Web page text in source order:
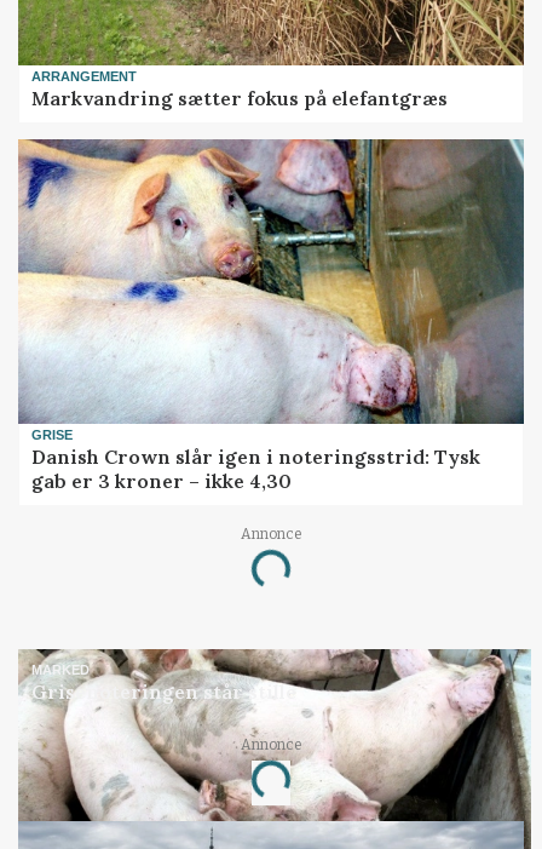
ARRANGEMENT
Markvandring sætter fokus på elefantgræs
GRISE
Danish Crown slår igen i noteringsstrid: Tysk
gab er 3 kroner – ikke 4,30
Annonce
Loading...
MARKED
Grisenoteringen står stille
Annonce
Loading...